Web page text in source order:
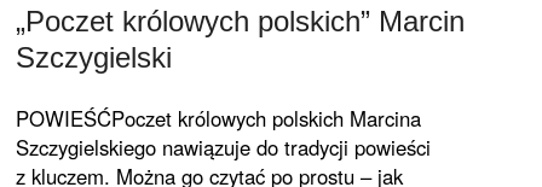
„Poczet królowych polskich” Marcin
Szczygielski
POWIEŚĆPoczet królowych polskich Marcina
Szczygielskiego nawiązuje do tradycji powieści
z kluczem. Można go czytać po prostu – jak